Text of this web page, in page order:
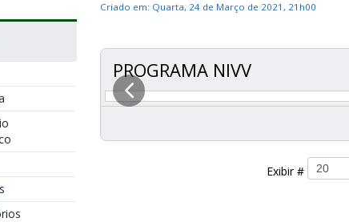
Criado em: Quarta, 24 de Março de 2021, 21h00
PROGRAMA NIVV
Exibir #